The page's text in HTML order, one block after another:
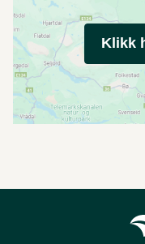
Klikk